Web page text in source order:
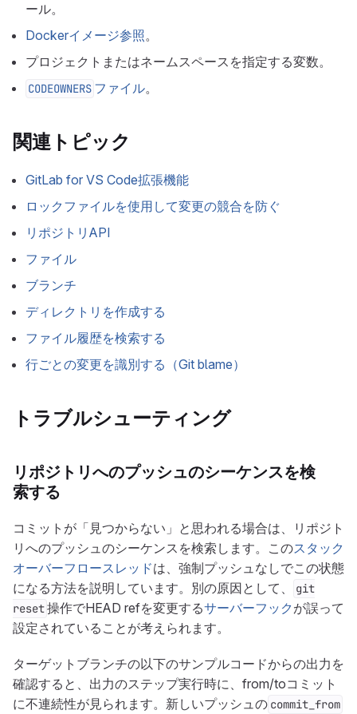
ール。
Dockerイメージ参照。
プロジェクトまたはネームスペースを指定する変数。
CODEOWNERS ファイル。
関連トピック
GitLab for VS Code拡張機能
ロックファイルを使用して変更の競合を防ぐ
リポジトリAPI
ファイル
ブランチ
ディレクトリを作成する
ファイル履歴を検索する
行ごとの変更を識別する（Git blame）
トラブルシューティング
リポジトリへのプッシュのシーケンスを検
索する
コミットが「見つからない」と思われる場合は、リポジト
リへのプッシュのシーケンスを検索します。このスタック
オーバーフロースレッドは、強制プッシュなしでこの状態
になる方法を説明しています。別の原因として、
git
reset操作でHEAD refを変更するサーバーフック が誤って
設定されていることが考えられます。
ターゲットブランチの以下のサンプルコードからの出力を
確認すると、出力のステップ実行時に、from/toコミット
に不連続性が見られます。新しいプッシュの commit_from